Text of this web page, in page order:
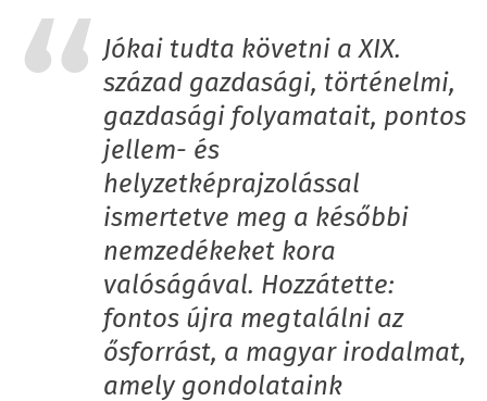
Jókai tudta követni a XIX.
század gazdasági, történelmi,
gazdasági folyamatait, pontos
jellem- és
helyzetképrajzolással
ismertetve meg a későbbi
nemzedékeket kora
valóságával. Hozzátette:
fontos újra megtalálni az
ősforrást, a magyar irodalmat,
amely gondolataink